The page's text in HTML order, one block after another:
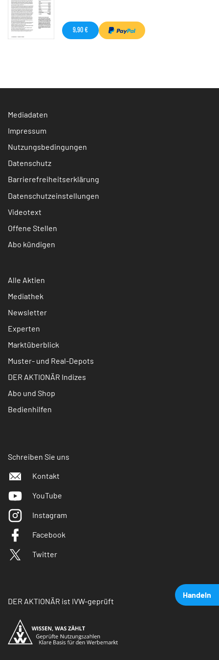
Handeln
9,90 €
Mediadaten
Impressum
Nutzungsbedingungen
Datenschutz
Barrierefreiheitserklärung
Datenschutzeinstellungen
Videotext
Offene Stellen
Abo kündigen
Alle Aktien
Mediathek
Newsletter
Experten
Marktüberblick
Muster- und Real-Depots
DER AKTIONÄR Indizes
Abo und Shop
Bedienhilfen
Schreiben Sie uns
Kontakt
YouTube
Instagram
Facebook
Twitter
DER AKTIONÄR ist IVW-geprüft